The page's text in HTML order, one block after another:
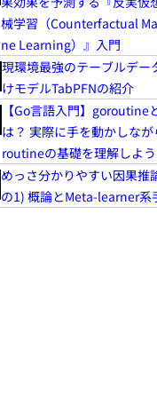
械学習（Counterfactual
ne Learning）』入門
現環境最強のテーブルデー
けモデルTabPFNの紹介
【Go言語入門】goroutine
は？ 実際に手を動かしなが
routineの基礎を理解しよう
めっさ分かりやすい因果推
の1) 概論とMeta-learner系